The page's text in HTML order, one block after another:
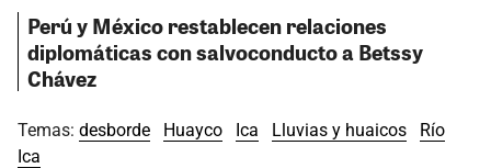
Perú y México restablecen relaciones
diplomáticas con salvoconducto a Betssy
Chávez
Temas: desborde Huayco Ica Lluvias y huaicos
Río
Ica